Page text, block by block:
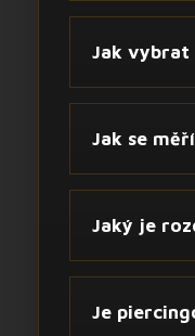
Jak vybrat
Jak se
Jaký je
Je